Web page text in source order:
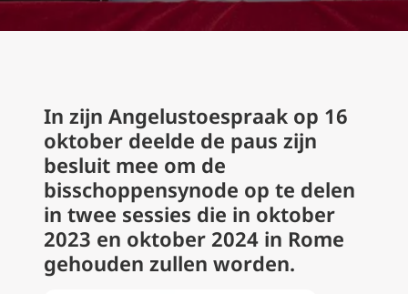
In zijn Angelustoespraak op 16
oktober deelde de paus zijn
besluit mee om de
bisschoppensynode op te delen
in twee sessies die in oktober
2023 en oktober 2024 in Rome
gehouden zullen worden.